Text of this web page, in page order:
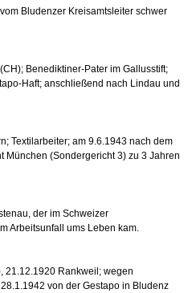
Bludenzer Kreisamtsleiter schwer
Benediktiner-Pater im Gallusstift;
Haft; anschließend nach Lindau und
Textilarbeiter; am 9.6.1943 nach dem
München (Sondergericht 3) zu 3 Jahren
der im Schweizer
Arbeitsunfall ums Leben kam.
21.12.1920 Rankweil; wegen
von der Gestapo in Bludenz